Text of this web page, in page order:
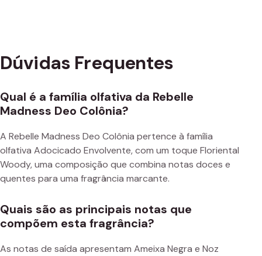
Dúvidas Frequentes
Qual é a família olfativa da Rebelle
Madness Deo Colônia?
A Rebelle Madness Deo Colônia pertence à família
olfativa Adocicado Envolvente, com um toque Floriental
Woody, uma composição que combina notas doces e
quentes para uma fragrância marcante.
Quais são as principais notas que
compõem esta fragrância?
As notas de saída apresentam Ameixa Negra e Noz